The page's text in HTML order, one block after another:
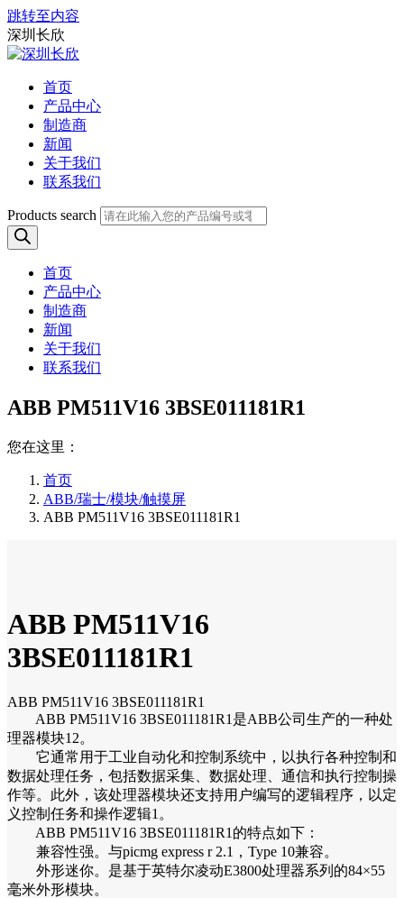
跳转至内容
深圳长欣
首页
产品中心
制造商
新闻
关于我们
联系我们
Products search
首页
产品中心
制造商
新闻
关于我们
联系我们
ABB PM511V16 3BSE011181R1
您在这里：
首页
ABB/瑞士/模块/触摸屏
ABB PM511V16 3BSE011181R1
ABB PM511V16
3BSE011181R1
ABB PM511V16 3BSE011181R1
ABB PM511V16 3BSE011181R1是ABB公司生产的一种处
理器模块12。
它通常用于工业自动化和控制系统中，以执行各种控制和
数据处理任务，包括数据采集、数据处理、通信和执行控制操
作等。此外，该处理器模块还支持用户编写的逻辑程序，以定
义控制任务和操作逻辑1。
ABB PM511V16 3BSE011181R1的特点如下：
兼容性强。与picmg express r 2.1，Type 10兼容。
外形迷你。是基于英特尔凌动E3800处理器系列的84×55
毫米外形模块。